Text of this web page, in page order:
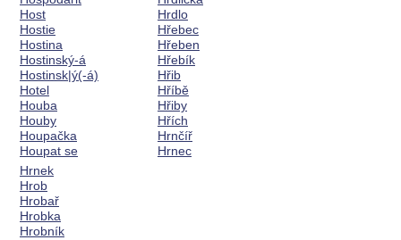
Host
Hostie
Hostina
Hostinský-á
Hostinsk|ý(-á)
Hotel
Houba
Houby
Houpačka
Houpat se
Hrdlo
Hřebec
Hřeben
Hřebík
Hřib
Hříbě
Hřiby
Hřích
Hrnčíř
Hrnec
Hrnek
Hrob
Hrobař
Hrobka
Hrobník